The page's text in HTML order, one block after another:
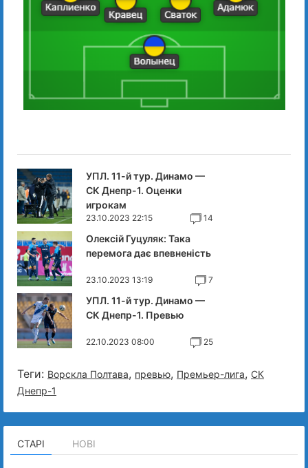
УПЛ. 11-й тур. Динамо —
СК Днепр-1. Оценки
игрокам
23.10.2023 22:15 14
Олексій Гуцуляк: Така
перемога дає впевненість
23.10.2023 13:19 7
УПЛ. 11-й тур. Динамо —
СК Днепр-1. Превью
22.10.2023 08:00 25
Теги: Ворскла Полтава, превью, Премьер-лига, СК
Днепр-1
СТАРІ НОВІ